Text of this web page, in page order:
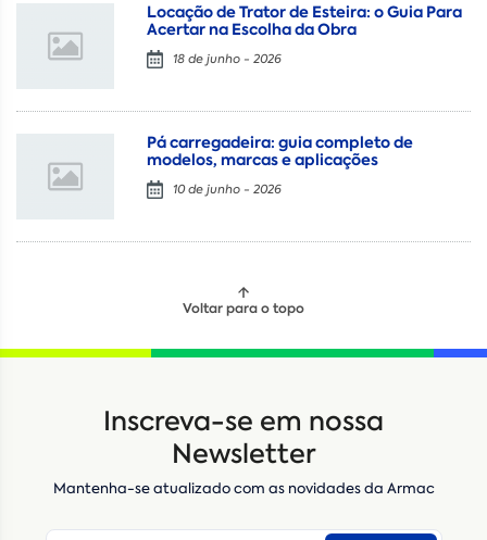
Locação de Trator de Esteira: o Guia Para
Acertar na Escolha da Obra
18 de junho - 2026
Pá carregadeira: guia completo de
modelos, marcas e aplicações
10 de junho - 2026
Voltar para o topo
Inscreva-se em nossa
Newsletter
Mantenha-se atualizado com as novidades da Armac
Locação Compra de seminovos
E-mail*